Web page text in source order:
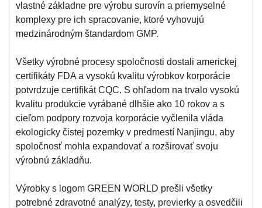
vlastné základne pre výrobu surovín a priemyselné
komplexy pre ich spracovanie, ktoré vyhovujú
medzinárodným štandardom GMP.
Všetky výrobné procesy spoločnosti dostali americkej
certifikáty FDA a vysokú kvalitu výrobkov korporácie
potvrdzuje certifikát CQC. S ohľadom na trvalo vysokú
kvalitu produkcie vyrábané dlhšie ako 10 rokov a s
cieľom podpory rozvoja korporácie vyčlenila vláda
ekologicky čistej pozemky v predmestí Nanjingu, aby
spoločnosť mohla expandovať a rozširovať svoju
výrobnú základňu.
Výrobky s logom GREEN WORLD prešli všetky
potrebné zdravotné analýzy, testy, previerky a osvedčili